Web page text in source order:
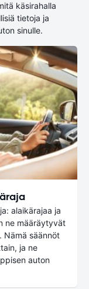
käsirahalla
tietoja ja
sinulle.
alaikärajaa ja
ne määräytyvät
Nämä säännöt
ja ne
auton